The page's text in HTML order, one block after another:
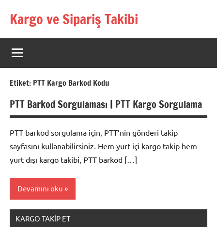
Kargo ve Sipariş Takibi
Kargo
Takip
Rehberi
Etiket: PTT Kargo Barkod Kodu
PTT Barkod Sorgulaması | PTT Kargo Sorgulama
PTT barkod sorgulama için, PTT’nin gönderi takip
sayfasını kullanabilirsiniz. Hem yurt içi kargo takip hem
yurt dışı kargo takibi, PTT barkod […]
Devamını oku
Kargo
Terimleri
KARGO TAKIP ET